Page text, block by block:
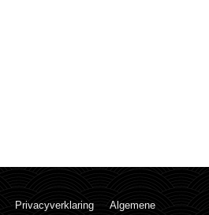
Privacyverklaring
Algemene